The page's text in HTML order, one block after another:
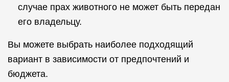
случае прах животного не может быть передан
его владельцу.
Вы можете выбрать наиболее подходящий
вариант в зависимости от предпочтений и
бюджета.